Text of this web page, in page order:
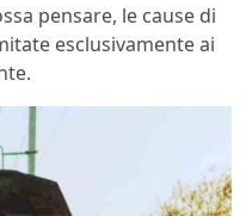
pensare, le cause di
esclusivamente ai